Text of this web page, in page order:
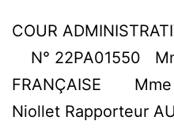
COUR
N° 22PA01550
FRANÇAISE Mme
Niollet Rapporteur